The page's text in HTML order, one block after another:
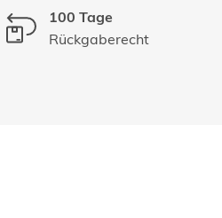
100 Tage
Rückgaberecht